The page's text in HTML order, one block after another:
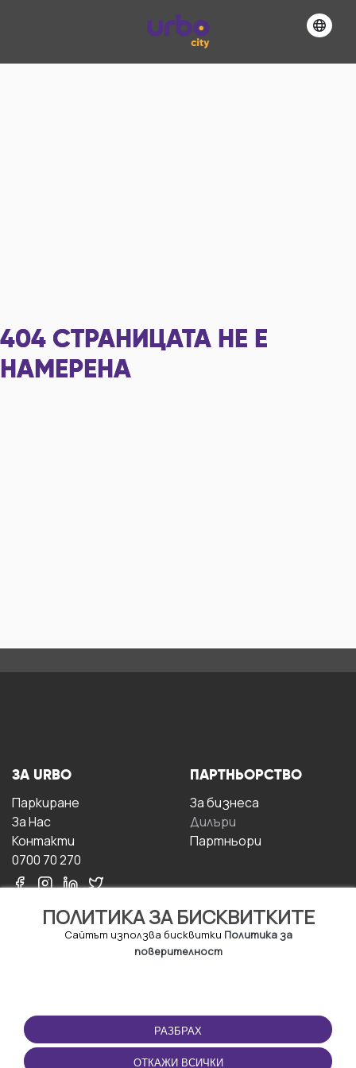
404 СТРАНИЦАТА НЕ Е
НАМЕРЕНА
ПОЛИТИКА ЗА БИСКВИТКИТЕ
Сайтът използва бисквитки Политика за
поверителност
РАЗБРАХ
ОТКАЖИ ВСИЧКИ
ЗА URBO
Паркиране
За Hас
Контакти
0700 70 270
ПАРТНЬОРСТВО
За бизнесa
Дилъри
Партньори
ПОЛЗВАНЕ
Правила и условия за
ползване
ПРИЛОЖЕНИЕТО